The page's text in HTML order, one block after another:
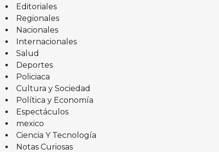
Editoriales
Regionales
Nacionales
Internacionales
Salud
Deportes
Policiaca
Cultura y Sociedad
Política y Economía
Espectáculos
mexico
Ciencia Y Tecnología
Notas Curiosas